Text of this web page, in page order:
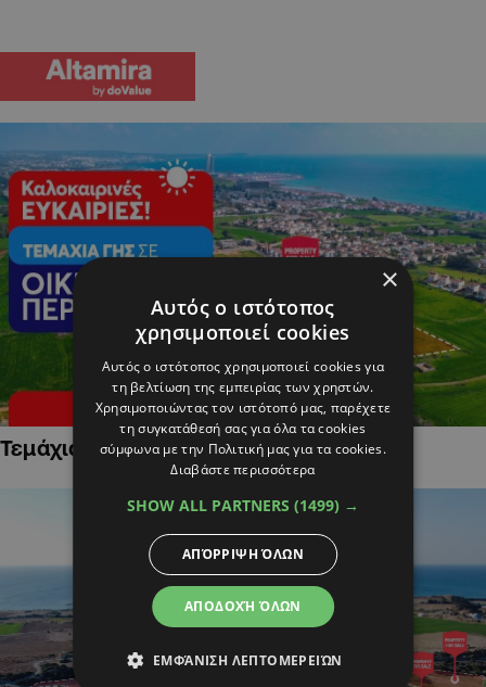
Τεμάχια Γης σε Οικιστικές Περιοχές
×
Αυτός ο ιστότοπος
χρησιμοποιεί cookies
Αυτός ο ιστότοπος χρησιμοποιεί cookies για
τη βελτίωση της εμπειρίας των χρηστών.
Χρησιμοποιώντας τον ιστότοπό μας, παρέχετε
τη συγκατάθεσή σας για όλα τα cookies
σύμφωνα με την Πολιτική μας για τα cookies.
Διαβάστε περισσότερα
SHOW ALL PARTNERS (1499) →
ΑΠΟΔΟΧΉ ΌΛΩΝ
ΑΠΌΡΡΙΨΗ ΌΛΩΝ
ΕΜΦΆΝΙΣΗ ΛΕΠΤΟΜΕΡΕΙΏΝ